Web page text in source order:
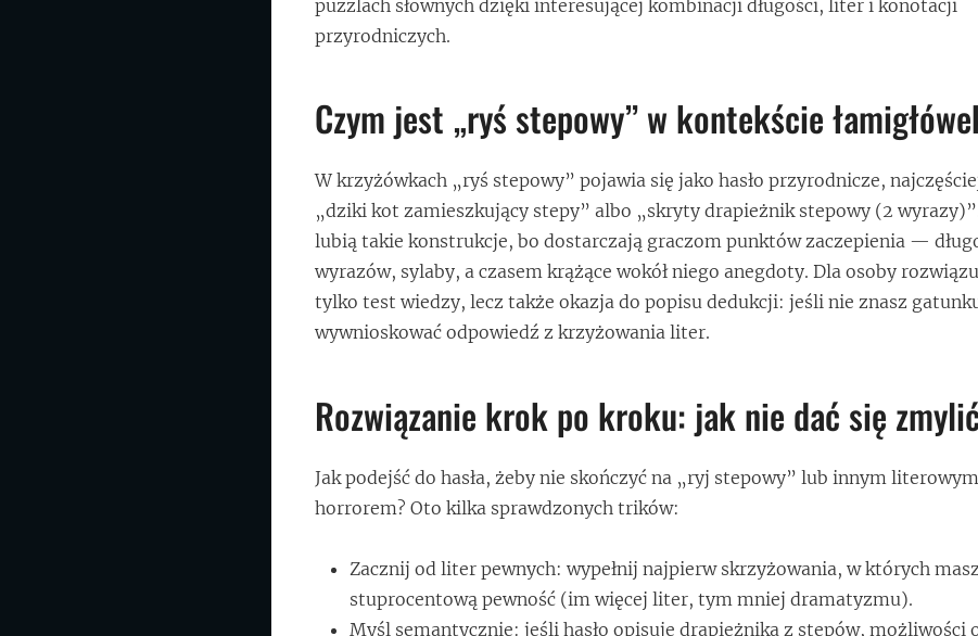
puzzlach słownych dzięki interesującej kombinacji długości, liter i konotacji
przyrodniczych.
Czym jest „ryś stepowy” w kontekście
W krzyżówkach „ryś stepowy” pojawia się jako hasło przyrodnicze,
„dziki kot zamieszkujący stepy” albo „skryty drapieżnik stepowy (2
lubią takie konstrukcje, bo dostarczają graczom punktów zaczepienia —
wyrazów, sylaby, a czasem krążące wokół niego anegdoty. Dla osoby
tylko test wiedzy, lecz także okazja do popisu dedukcji: jeśli nie znasz
wywnioskować odpowiedź z krzyżowania liter.
Rozwiązanie krok po kroku: jak nie dać się zmylić
Jak podejść do hasła, żeby nie skończyć na „ryj stepowy” lub innym literowym
horrorem? Oto kilka sprawdzonych trików:
Zacznij od liter pewnych: wypełnij najpierw skrzyżowania, w których masz
stuprocentową pewność (im więcej liter, tym mniej dramatyzmu).
Myśl semantycznie: jeśli hasło opisuje drapieżnika z stepów, możliwości